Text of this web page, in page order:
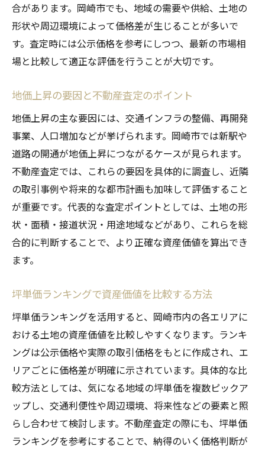
岡崎市地価マップを使った注目地域の選び
方
坪単価ランキングから見る地価上昇傾向
査定活用で資産価値アップを目指す方法
地価推移と不動産査定の情報をどう活かす
岡崎市土地相場から見た成長エリアの特徴
坪単価ランキングで見る資産価値の差
不動産査定で比較する坪単価ランキング
岡崎市土地価格と資産価値の関係を解説
坪単価の違いが示す将来性の見極め方
地価上昇エリアとランキングの活用方法
土地価格相場を踏まえた資産戦略のポイン
ランキングデータと不動産査定の併用術
不動産査定を活かした土地売買の進め方
岡崎市地価推移を反映した判断基準とは
坪単価ランキングで見る売却タイミング
地価マップと査定でリスクを最小限に抑え
る
土地価格相場を利用した交渉のコツ
失敗しないための不動産査定チェックポイ
合があります。岡崎市でも、地域の需要や供給、土地の
形状や周辺環境によって価格差が生じることが多いで
す。査定時には公示価格を参考にしつつ、最新の市場相
場と比較して適正な評価を行うことが大切です。
地価上昇の要因と不動産査定のポイント
地価上昇の主な要因には、交通インフラの整備、再開発
事業、人口増加などが挙げられます。岡崎市では新駅や
道路の開通が地価上昇につながるケースが見られます。
不動産査定では、これらの要因を具体的に調査し、近隣
の取引事例や将来的な都市計画も加味して評価すること
が重要です。代表的な査定ポイントとしては、土地の形
状・面積・接道状況・用途地域などがあり、これらを総
合的に判断することで、より正確な資産価値を算出でき
ます。
坪単価ランキングで資産価値を比較する方法
坪単価ランキングを活用すると、岡崎市内の各エリアに
おける土地の資産価値を比較しやすくなります。ランキ
ングは公示価格や実際の取引価格をもとに作成され、エ
リアごとに価格差が明確に示されています。具体的な比
較方法としては、気になる地域の坪単価を複数ピックア
ップし、交通利便性や周辺環境、将来性などの要素と照
らし合わせて検討します。不動産査定の際にも、坪単価
ランキングを参考にすることで、納得のいく価格判断が